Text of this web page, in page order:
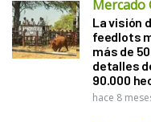
Mercado
La visión
feedlots
más de
detalles
90.000
hace 8